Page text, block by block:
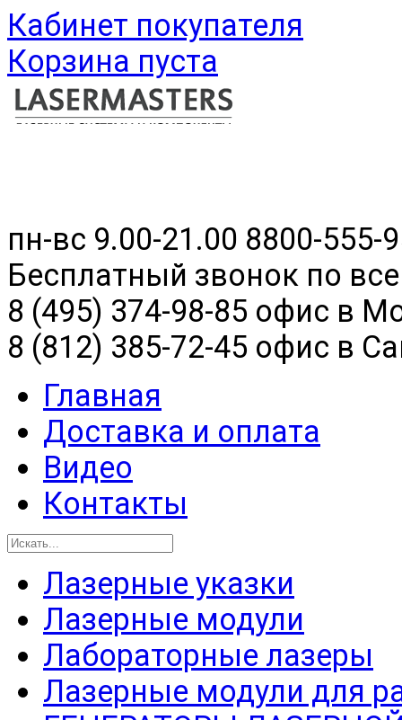
Кабинет покупателя
Корзина пуста
пн-вс 9.00-21.00 8800-555-
Бесплатный звонок по
8 (495) 374-98-85 офис в
8 (812) 385-72-45 офис в
Главная
Доставка и оплата
Видео
Контакты
Лазерные указки
Лазерные модули
Лабораторные лазеры
Лазерные модули для